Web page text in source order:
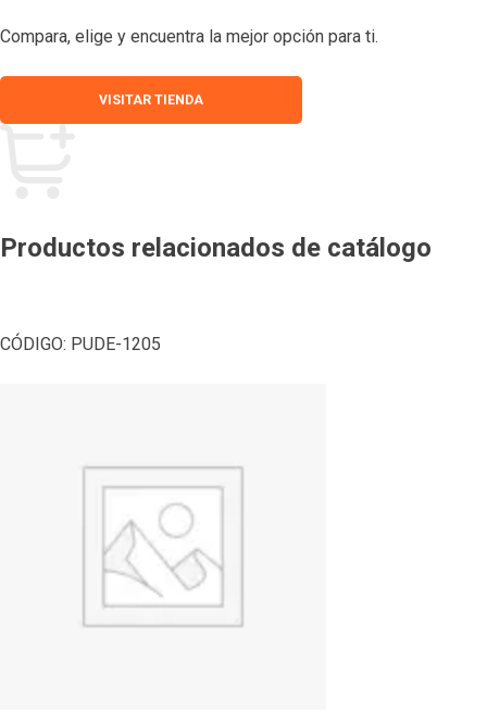
Compara, elige y encuentra la mejor opción para ti.
VISITAR TIENDA
Productos relacionados de catálogo
CÓDIGO: PUDE-1205